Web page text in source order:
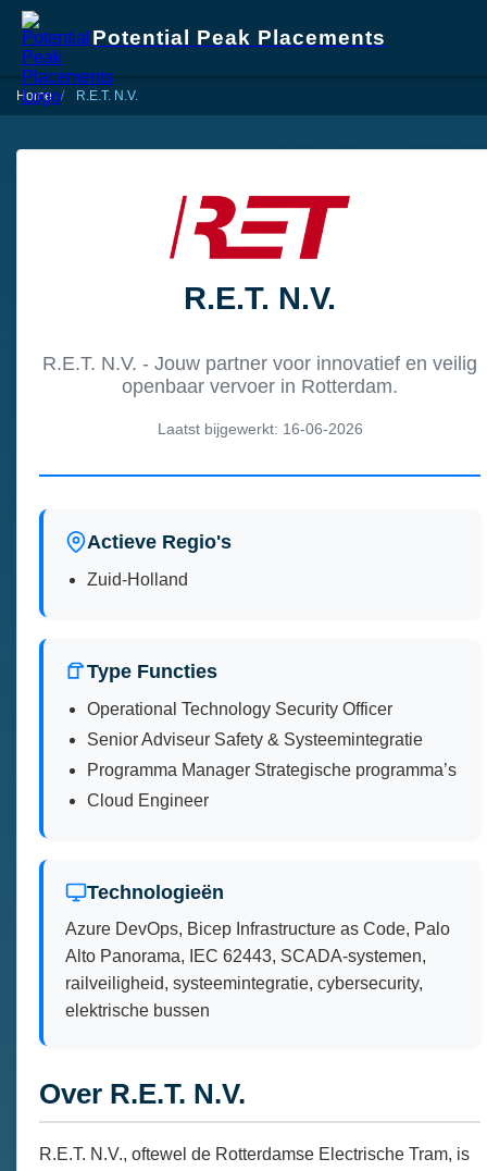
Potential Peak Placements
Home R.E.T. N.V.
R.E.T. N.V.
R.E.T. N.V. - Jouw partner voor innovatief en veilig
openbaar vervoer in Rotterdam.
Laatst bijgewerkt: 16-06-2026
Actieve Regio's
Zuid-Holland
Type Functies
Operational Technology Security Officer
Senior Adviseur Safety & Systeemintegratie
Programma Manager Strategische programma’s
Cloud Engineer
Technologieën
Azure DevOps, Bicep Infrastructure as Code, Palo
Alto Panorama, IEC 62443, SCADA-systemen,
railveiligheid, systeemintegratie, cybersecurity,
elektrische bussen
Over R.E.T. N.V.
R.E.T. N.V., oftewel de Rotterdamse Electrische Tram, is